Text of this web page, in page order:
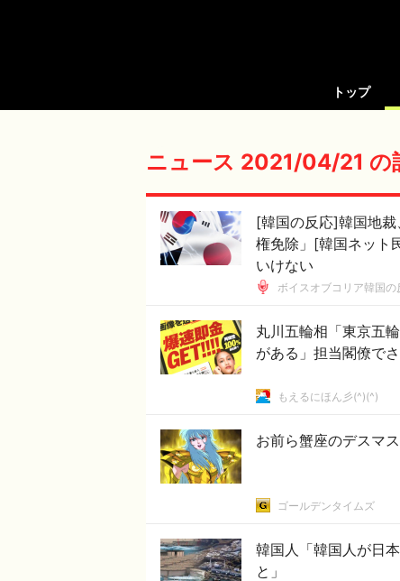
トップ
ニュース 2021/04/21 の
[韓国の反応]韓国地
権免除」[韓国ネット
いけない
ボイスオブコリア韓国の
丸川五輪相「東京五
がある」担当閣僚で
もえるにほん彡(^)(^)
お前ら蟹座のデスマ
ゴールデンタイムズ
韓国人「韓国人が日
と」